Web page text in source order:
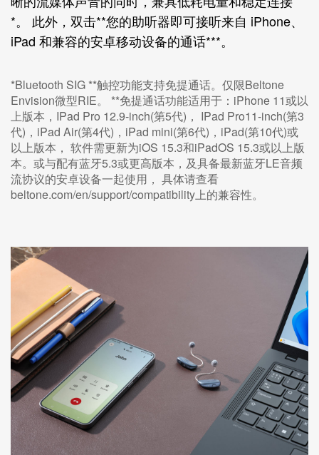
*。 此外，双击**您的助听器即可接听来自 iPhone、
iPad 和兼容的安卓移动设备的通话***。
*Bluetooth SIG **触控功能支持免提通话。仅限Beltone
Envision微型RIE。
**免提通话功能适用于：iPhone 11或以
上版本，IPad Pro 12.9-inch(第5代)， IPad Pro11-inch(第3
代)，iPad Air(第4代)，iPad mini(第6代)，iPad(第10代)或
以上版本， 软件需更新为iOS 15.3和iPadOS 15.3或以上版
本。或与配有蓝牙5.3或更高版本，及具备最新蓝牙LE音频
流协议的安卓设备一起使用， 具体请查看
beltone.com/en/support/compatibility上的兼容性。